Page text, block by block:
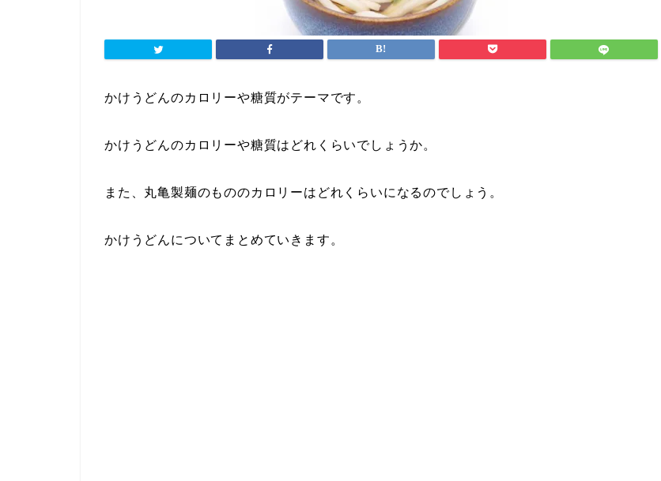
かけうどんのカロリーや糖質がテーマです。
かけうどんのカロリーや糖質はどれくらいでしょうか。
また、丸亀製麺のもののカロリーはどれくらいになるのでしょう。
かけうどんについてまとめていきます。